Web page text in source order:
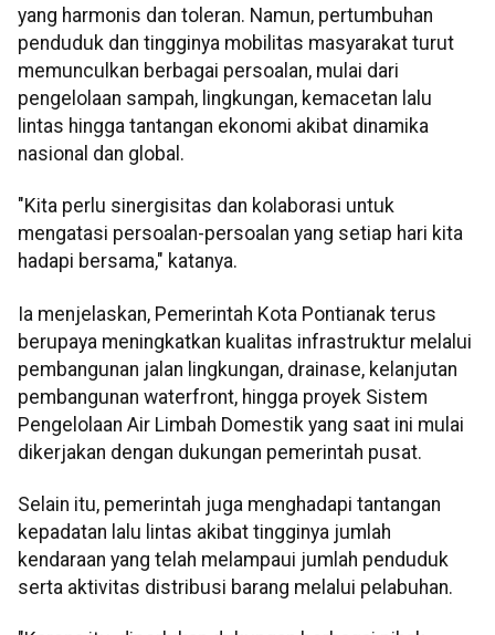
yang harmonis dan toleran. Namun, pertumbuhan
penduduk dan tingginya mobilitas masyarakat turut
memunculkan berbagai persoalan, mulai dari
pengelolaan sampah, lingkungan, kemacetan lalu
lintas hingga tantangan ekonomi akibat dinamika
nasional dan global.
"Kita perlu sinergisitas dan kolaborasi untuk
mengatasi persoalan-persoalan yang setiap hari kita
hadapi bersama," katanya.
Ia menjelaskan, Pemerintah Kota Pontianak terus
berupaya meningkatkan kualitas infrastruktur melalui
pembangunan jalan lingkungan, drainase, kelanjutan
pembangunan waterfront, hingga proyek Sistem
Pengelolaan Air Limbah Domestik yang saat ini mulai
dikerjakan dengan dukungan pemerintah pusat.
Selain itu, pemerintah juga menghadapi tantangan
kepadatan lalu lintas akibat tingginya jumlah
kendaraan yang telah melampaui jumlah penduduk
serta aktivitas distribusi barang melalui pelabuhan.